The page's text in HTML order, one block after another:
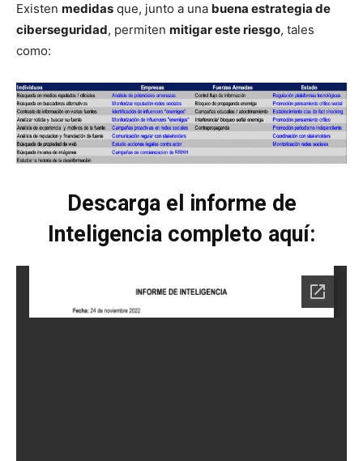
Existen medidas que, junto a una buena estrategia de
ciberseguridad, permiten mitigar este riesgo, tales
como:
Descarga el informe de
Inteligencia completo aquí: